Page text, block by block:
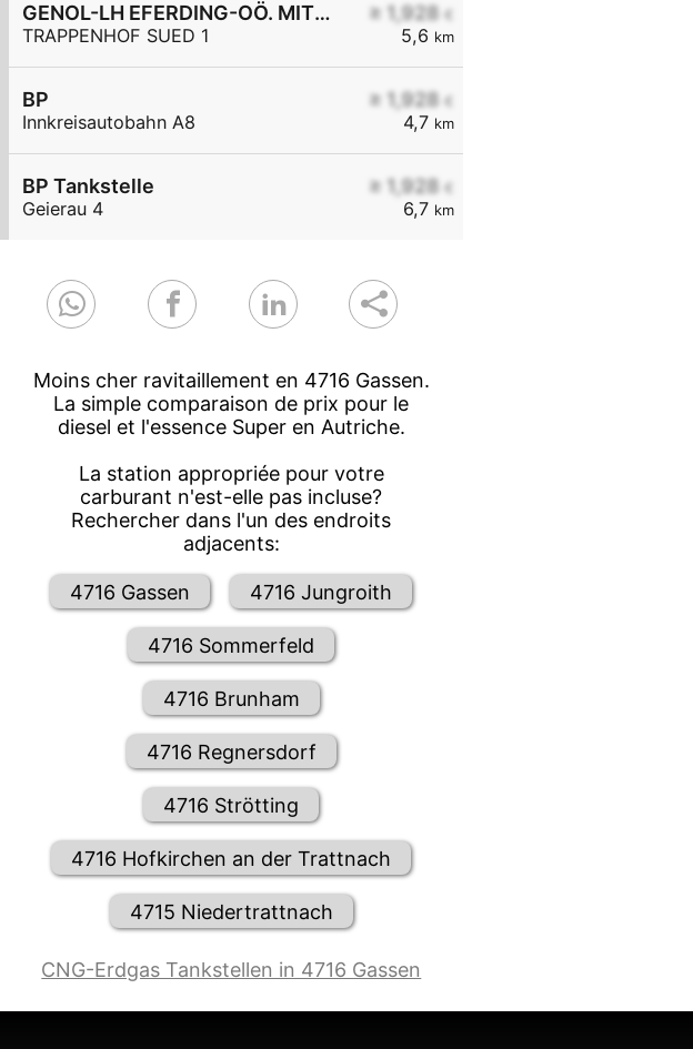
≥ 1,928 €
5,6 km
GENOL-LH EFERDING-OÖ. MITTE eGen
TRAPPENHOF SUED 1
≥ 1,928 €
4,7 km
BP
Innkreisautobahn A8
≥ 1,928 €
6,7 km
BP Tankstelle
Geierau 4
Moins cher ravitaillement en 4716 Gassen.
La simple comparaison de prix pour le
diesel et l'essence Super en Autriche.
La station appropriée pour votre
carburant n'est-elle pas incluse?
Rechercher dans l'un des endroits
adjacents:
4716 Gassen 4716 Jungroith
4716 Sommerfeld
4716 Brunham
4716 Regnersdorf
4716 Strötting
4716 Hofkirchen an der Trattnach
4715 Niedertrattnach
CNG-Erdgas Tankstellen in 4716 Gassen